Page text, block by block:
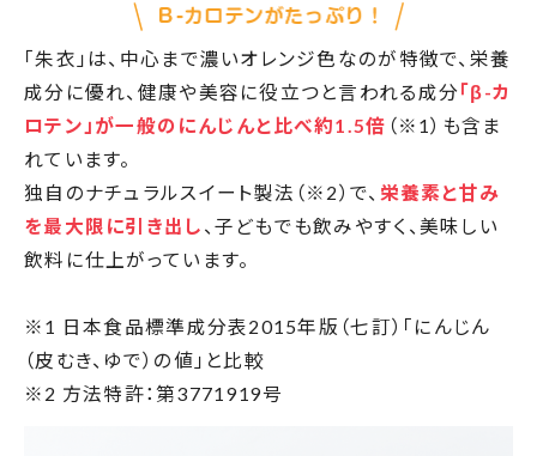
「朱衣」は、中心まで濃いオレンジ色なのが特徴で、栄養
成分に優れ、健康や美容に役立つと言われる成分「β-カ
ロテン」が一般のにんじんと比べ約1.5倍 （※1）も含ま
れています。
独自のナチュラルスイート製法（※2）で、 栄養素と甘み
を最大限に引き出し 、子どもでも飲みやすく、美味しい
飲料に仕上がっています。
※1 日本食品標準成分表2015年版（七訂）「にんじん
（皮むき、ゆで）の値」と比較
※2 方法特許：第3771919号